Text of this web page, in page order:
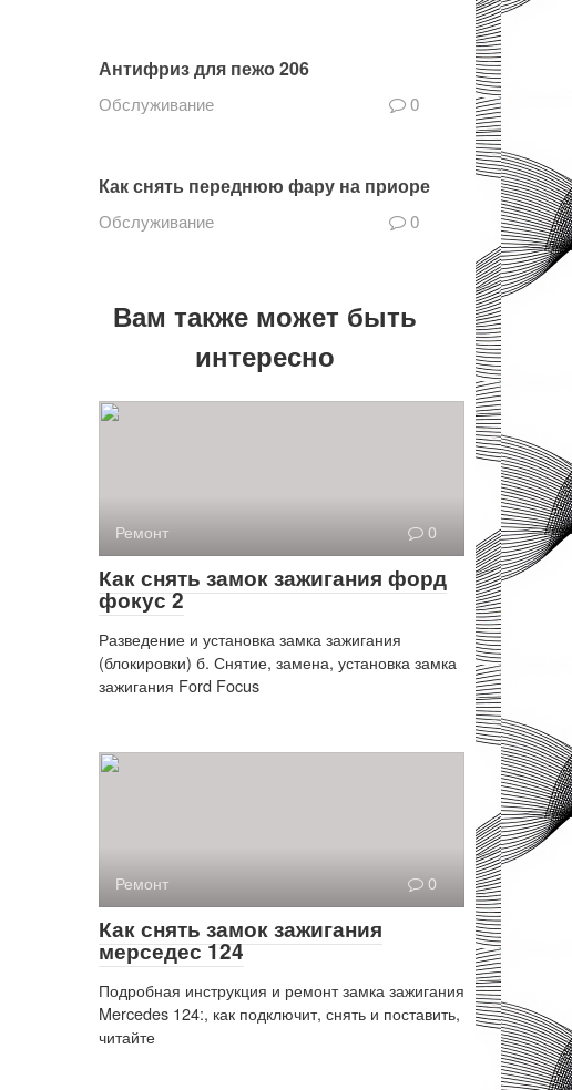
Антифриз для пежо 206
Обслуживание 0
Как снять переднюю фару на приоре
Обслуживание 0
Вам также может быть
интересно
Ремонт 0
Как снять замок зажигания форд
фокус 2
Разведение и установка замка зажигания
(блокировки) б. Снятие, замена, установка замка
зажигания Ford Focus
Ремонт 0
Как снять замок зажигания
мерседес 124
Подробная инструкция и ремонт замка зажигания
Mercedes 124:, как подключит, снять и поставить,
читайте